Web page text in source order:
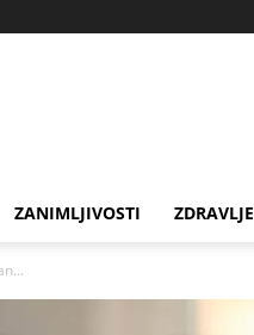
ZANIMLJIVOSTI ZDRAVLJE